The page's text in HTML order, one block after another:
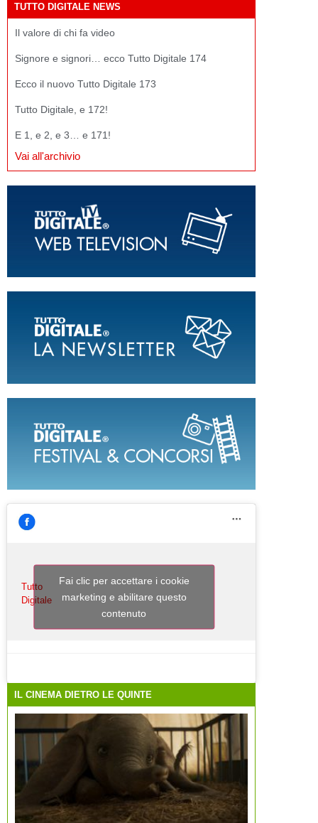
TUTTO DIGITALE NEWS
Il valore di chi fa video
Signore e signori… ecco Tutto Digitale 174
Ecco il nuovo Tutto Digitale 173
Tutto Digitale, e 172!
E 1, e 2, e 3… e 171!
Vai all'archivio
Tutto
Digitale
Fai clic per accettare i cookie
marketing e abilitare questo
contenuto
IL CINEMA DIETRO LE QUINTE